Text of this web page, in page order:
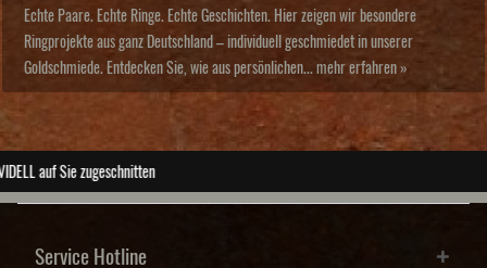
Echte Paare. Echte Ringe. Echte Geschichten. Hier zeigen wir besondere
Ringprojekte aus ganz Deutschland – individuell geschmiedet in unserer
Goldschmiede. Entdecken Sie, wie aus persönlichen... mehr erfahren »
Service Hotline